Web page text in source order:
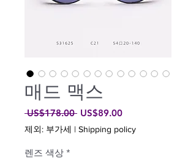
매드 맥스
US$178.00 일
반
가
US$89.00할
인
가
제외: 부가세 | Shipping policy
렌즈 색상 *